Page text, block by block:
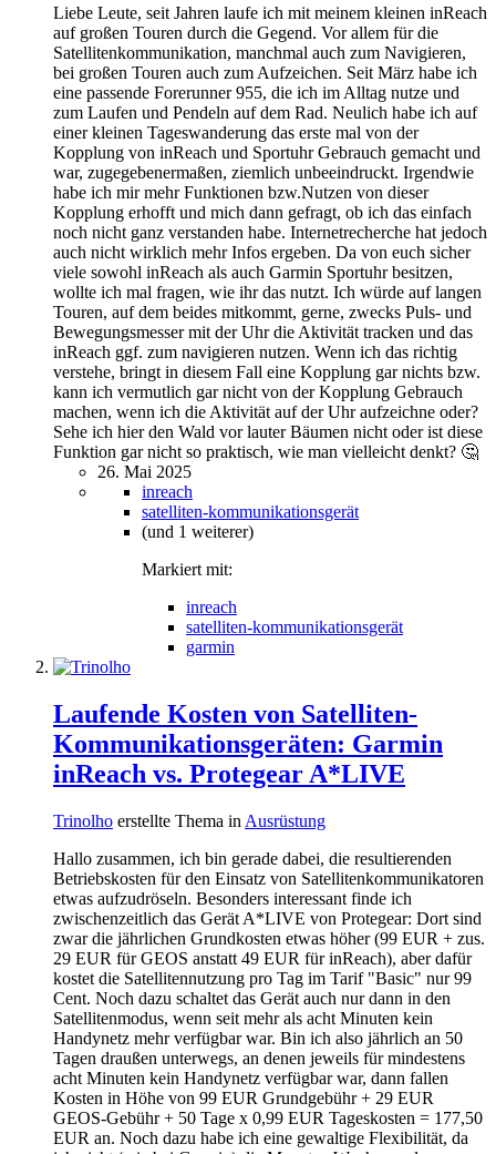
Liebe Leute, seit Jahren laufe ich mit meinem kleinen inReach
auf großen Touren durch die Gegend. Vor allem für die
Satellitenkommunikation, manchmal auch zum Navigieren,
bei großen Touren auch zum Aufzeichen. Seit März habe ich
eine passende Forerunner 955, die ich im Alltag nutze und
zum Laufen und Pendeln auf dem Rad. Neulich habe ich auf
einer kleinen Tageswanderung das erste mal von der
Kopplung von inReach und Sportuhr Gebrauch gemacht und
war, zugegebenermaßen, ziemlich unbeeindruckt. Irgendwie
habe ich mir mehr Funktionen bzw.Nutzen von dieser
Kopplung erhofft und mich dann gefragt, ob ich das einfach
noch nicht ganz verstanden habe. Internetrecherche hat jedoch
auch nicht wirklich mehr Infos ergeben. Da von euch sicher
viele sowohl inReach als auch Garmin Sportuhr besitzen,
wollte ich mal fragen, wie ihr das nutzt. Ich würde auf langen
Touren, auf dem beides mitkommt, gerne, zwecks Puls- und
Bewegungsmesser mit der Uhr die Aktivität tracken und das
inReach ggf. zum navigieren nutzen. Wenn ich das richtig
verstehe, bringt in diesem Fall eine Kopplung gar nichts bzw.
kann ich vermutlich gar nicht von der Kopplung Gebrauch
machen, wenn ich die Aktivität auf der Uhr aufzeichne oder?
Sehe ich hier den Wald vor lauter Bäumen nicht oder ist diese
Funktion gar nicht so praktisch, wie man vielleicht denkt? 🤔
26. Mai 2025
inreach
satelliten-kommunikationsgerät
(und 1 weiterer)
Markiert mit:
inreach
satelliten-kommunikationsgerät
garmin
Laufende Kosten von Satelliten-
Kommunikationsgeräten: Garmin
inReach vs. Protegear A*LIVE
Trinolho erstellte Thema in Ausrüstung
Hallo zusammen, ich bin gerade dabei, die resultierenden
Betriebskosten für den Einsatz von Satellitenkommunikatoren
etwas aufzudröseln. Besonders interessant finde ich
zwischenzeitlich das Gerät A*LIVE von Protegear: Dort sind
zwar die jährlichen Grundkosten etwas höher (99 EUR + zus.
29 EUR für GEOS anstatt 49 EUR für inReach), aber dafür
kostet die Satellitennutzung pro Tag im Tarif "Basic" nur 99
Cent. Noch dazu schaltet das Gerät auch nur dann in den
Satellitenmodus, wenn seit mehr als acht Minuten kein
Handynetz mehr verfügbar war. Bin ich also jährlich an 50
Tagen draußen unterwegs, an denen jeweils für mindestens
acht Minuten kein Handynetz verfügbar war, dann fallen
Kosten in Höhe von 99 EUR Grundgebühr + 29 EUR
GEOS-Gebühr + 50 Tage x 0,99 EUR Tageskosten = 177,50
EUR an. Noch dazu habe ich eine gewaltige Flexibilität, da